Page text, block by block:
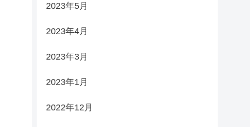
2023年5月
2023年4月
2023年3月
2023年1月
2022年12月